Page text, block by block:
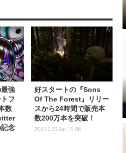
強
フ
数
念
好スタートの『Sons
Of The Forest』リリー
スから24時間で販売本
数200万本を突破！
2023.2.25 Sat 15:08